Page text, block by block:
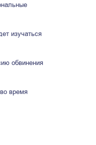
изучаться
обвинения
время